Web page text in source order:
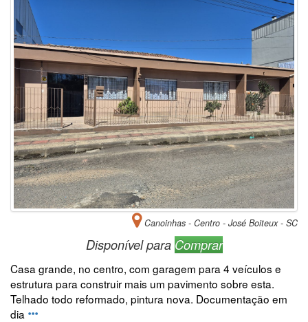
Canoinhas - Centro - José Boiteux - SC
Disponível para Comprar
Casa grande, no centro, com garagem para 4 veículos e
estrutura para construir mais um pavimento sobre esta.
Telhado todo reformado, pintura nova. Documentação em
dia